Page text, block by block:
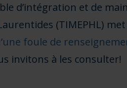
d’intégration et de
(TIMEPHL)
foule de
invitons à les consulter!